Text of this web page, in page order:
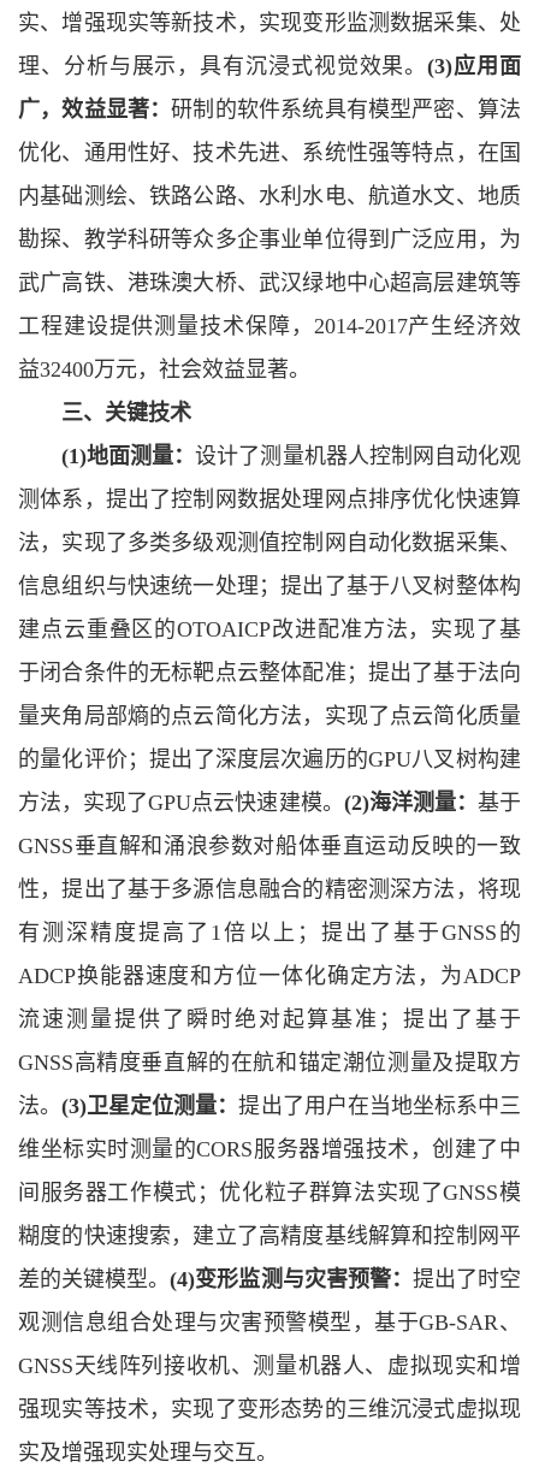
实、增强现实等新技术，实现变形监测数据采集、处
理、分析与展示，具有沉浸式视觉效果。(3)应用面
广，效益显著：研制的软件系统具有模型严密、算法
优化、通用性好、技术先进、系统性强等特点，在国
内基础测绘、铁路公路、水利水电、航道水文、地质
勘探、教学科研等众多企事业单位得到广泛应用，为
武广高铁、港珠澳大桥、武汉绿地中心超高层建筑等
工程建设提供测量技术保障，2014-2017产生经济效
益32400万元，社会效益显著。
三、关键技术
(1)地面测量：设计了测量机器人控制网自动化观
测体系，提出了控制网数据处理网点排序优化快速算
法，实现了多类多级观测值控制网自动化数据采集、
信息组织与快速统一处理；提出了基于八叉树整体构
建点云重叠区的OTOAICP改进配准方法，实现了基
于闭合条件的无标靶点云整体配准；提出了基于法向
量夹角局部熵的点云简化方法，实现了点云简化质量
的量化评价；提出了深度层次遍历的GPU八叉树构建
方法，实现了GPU点云快速建模。 (2)海洋测量： 基于
GNSS垂直解和涌浪参数对船体垂直运动反映的一致
性，提出了基于多源信息融合的精密测深方法，将现
有测深精度提高了1倍以上；提出了基于GNSS的
ADCP换能器速度和方位一体化确定方法，为ADCP
流速测量提供了瞬时绝对起算基准；提出了基于
GNSS高精度垂直解的在航和锚定潮位测量及提取方
法。(3)卫星定位测量：提出了用户在当地坐标系中三
维坐标实时测量的CORS服务器增强技术，创建了中
间服务器工作模式；优化粒子群算法实现了GNSS模
糊度的快速搜索，建立了高精度基线解算和控制网平
差的关键模型。(4)变形监测与灾害预警： 提出了时空
观测信息组合处理与灾害预警模型，基于GB-SAR、
GNSS天线阵列接收机、测量机器人、虚拟现实和增
强现实等技术，实现了变形态势的三维沉浸式虚拟现
实及增强现实处理与交互。